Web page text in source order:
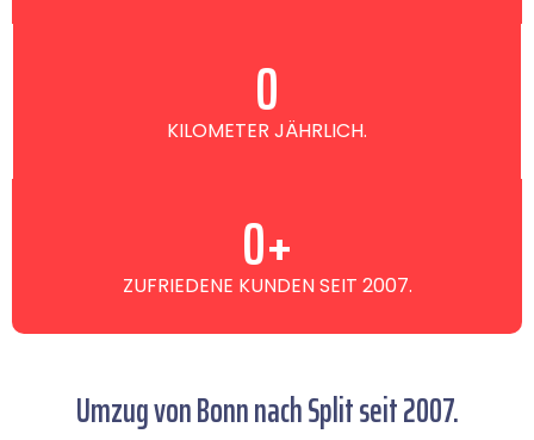
KILOMETER JÄHRLICH.
0
ZUFRIEDENE KUNDEN SEIT 2007.
0+
Umzug von Bonn nach Split seit 2007.